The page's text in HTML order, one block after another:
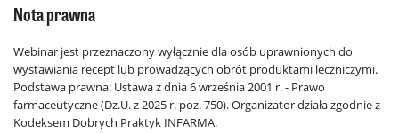
Nota prawna
Webinar jest przeznaczony wyłącznie dla osób uprawnionych do
wystawiania recept lub prowadzących obrót produktami leczniczymi.
Podstawa prawna: Ustawa z dnia 6 września 2001 r. - Prawo
farmaceutyczne (Dz.U. z 2025 r. poz. 750). Organizator działa zgodnie z
Kodeksem Dobrych Praktyk INFARMA.